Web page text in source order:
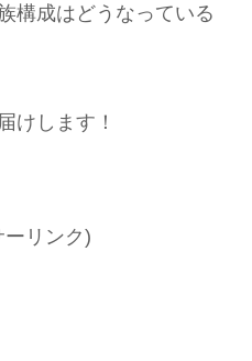
構成はどうなっている
けします！
ーリンク)